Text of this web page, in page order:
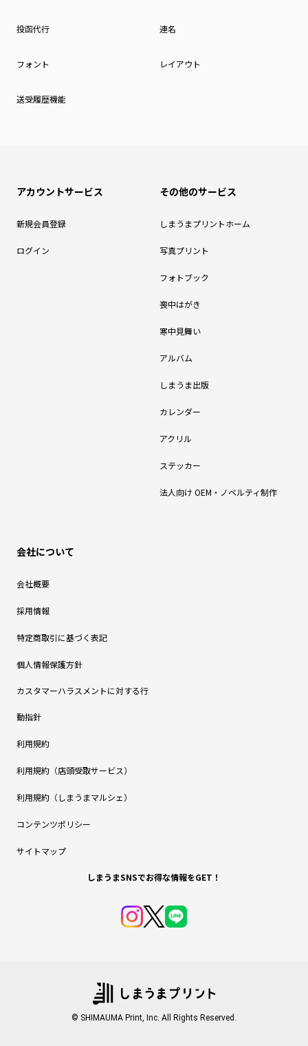
投函代行 連名
フォント レイアウト
送受履歴機能
アカウントサービス
新規会員登録
ログイン
その他のサービス
しまうまプリントホーム
写真プリント
フォトブック
喪中はがき
寒中見舞い
アルバム
しまうま出版
カレンダー
アクリル
ステッカー
法人向け OEM・ノベルティ制作
会社について
会社概要
採用情報
特定商取引に基づく表記
個人情報保護方針
カスタマーハラスメントに対する行
動指針
利用規約
利用規約（店頭受取サービス）
利用規約（しまうまマルシェ）
コンテンツポリシー
サイトマップ
しまうまSNSでお得な情報をGET！
© SHIMAUMA Print, Inc. All Rights Reserved.